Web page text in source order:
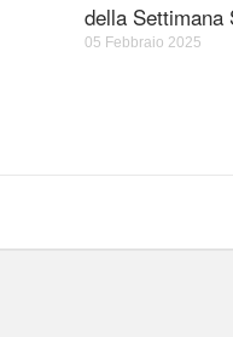
della Settimana
05 Febbraio 2025